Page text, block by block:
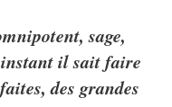
sage,
il sait faire
des grandes